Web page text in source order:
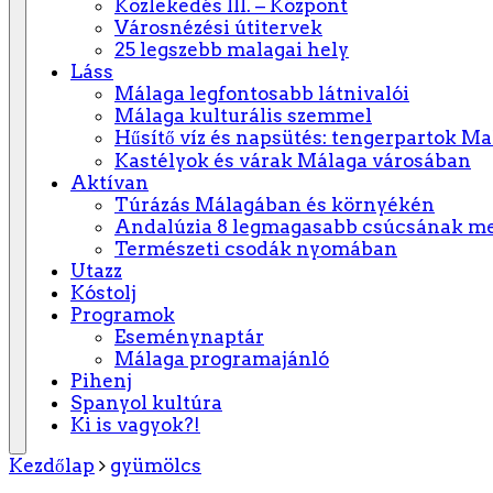
Közlekedés III. – Központ
Városnézési útitervek
25 legszebb malagai hely
Láss
Málaga legfontosabb látnivalói
Málaga kulturális szemmel
Hűsítő víz és napsütés: tengerpartok
Kastélyok és várak Málaga városában
Aktívan
Túrázás Málagában és környékén
Andalúzia 8 legmagasabb csúcsának
Természeti csodák nyomában
Utazz
Kóstolj
Programok
Eseménynaptár
Málaga programajánló
Pihenj
Spanyol kultúra
Ki is vagyok?!
Kezdőlap gyümölcs